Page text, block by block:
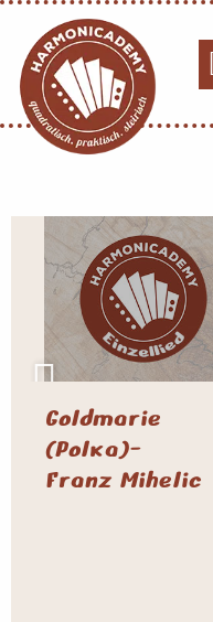
Goldmarie
(Polka)-
Franz Mihelic